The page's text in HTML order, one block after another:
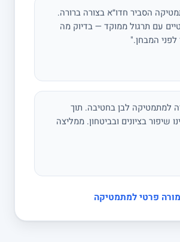
הסביר חדו״א בצורה ברורה.
עם תרגול ממוקד — בדיוק מה
לפני המבחן."
למתמטיקה לבן בחטיבה. תוך
שיפור בציונים ובביטחון. ממליצה
פרטי למתמטיקה